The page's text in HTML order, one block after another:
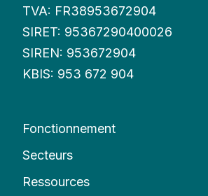
TVA: FR38953672904
SIRET: 95367290400026
SIREN: 953672904
KBIS: 953 672 904
Fonctionnement
Secteurs
Ressources